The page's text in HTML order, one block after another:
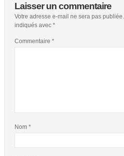
Laisser un commentaire
Votre adresse e-mail ne sera pas publiée.
indiqués avec *
Commentaire *
Nom *